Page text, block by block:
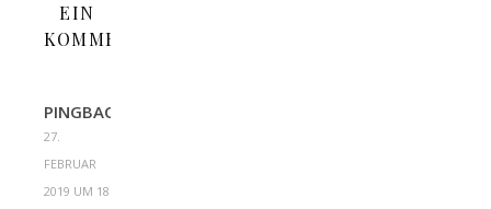
EIN
KOMMENTAR
PINGBACK:
27.
FEBRUAR
2019 UM 18:45